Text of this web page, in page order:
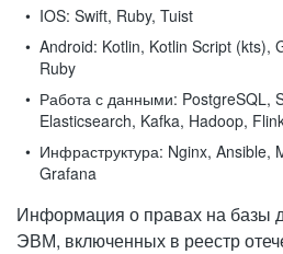
IOS: Swift, Ruby, Tuist
Android: Kotlin, Kotlin Script (kts),
Ruby
Работа с данными: PostgreSQL,
Elasticsearch, Kafka, Hadoop,
Инфраструктура: Nginx, Ansible,
Grafana
Информация о правах на базы
ЭВМ, включенных в реестр